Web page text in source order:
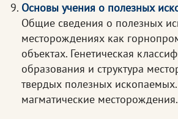
Основы учения о полезных
Общие сведения о полезных
месторождениях как
объектах. Генетическая
образования и структура
твердых полезных
магматические месторождения.